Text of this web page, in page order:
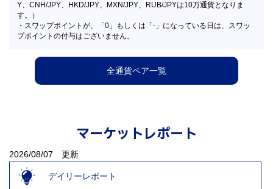
Y、CNH/JPY、HKD/JPY、MXN/JPY、RUB/JPYは10万通貨となりま
す。）
・スワップポイントが、「0」もしくは「-」になっている日は、スワッ
プポイントの付与はございません。
全通貨ペア一覧
マーケットレポート
2026/08/07 更新
デイリーレポート